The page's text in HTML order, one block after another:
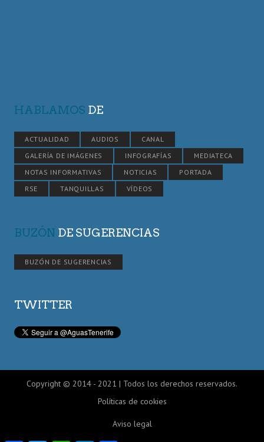
HABLAMOS DE
ACTUALIDAD AUDIOS
CANAL
GALERÍA DE IMÁGENES
INFOGRAFÍAS
MEDIATECA
NOTAS INFORMATIVAS
NOTICIAS
PORTADA
RSE
TANQUILLAS VÍDEOS
BUZÓN DE SUGERENCIAS
BUZÓN DE SUGERENCIAS
TWITTER
Copyright © 2014 - 2021 | Todos los derechos reservados.
Políticas de cookies
Aviso legal